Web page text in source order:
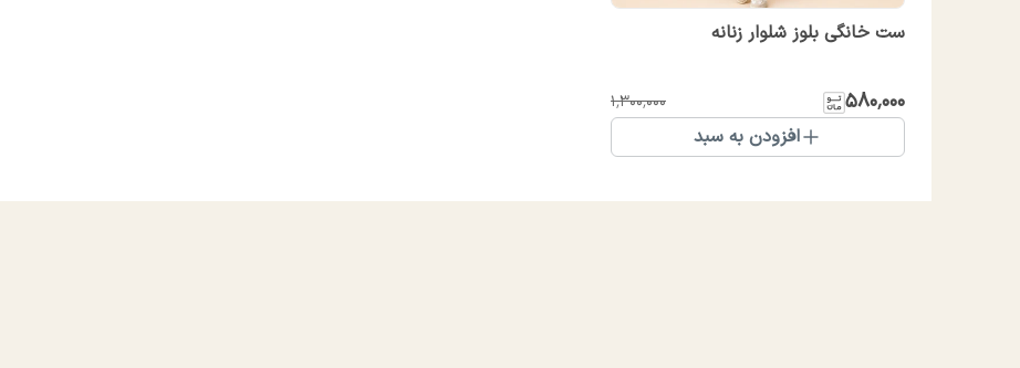
ست خانگی بلوز شلوار زنانه
۵۸۰٬۰۰۰ ۱٬۳۰۰٬۰۰۰
افزودن به سبد